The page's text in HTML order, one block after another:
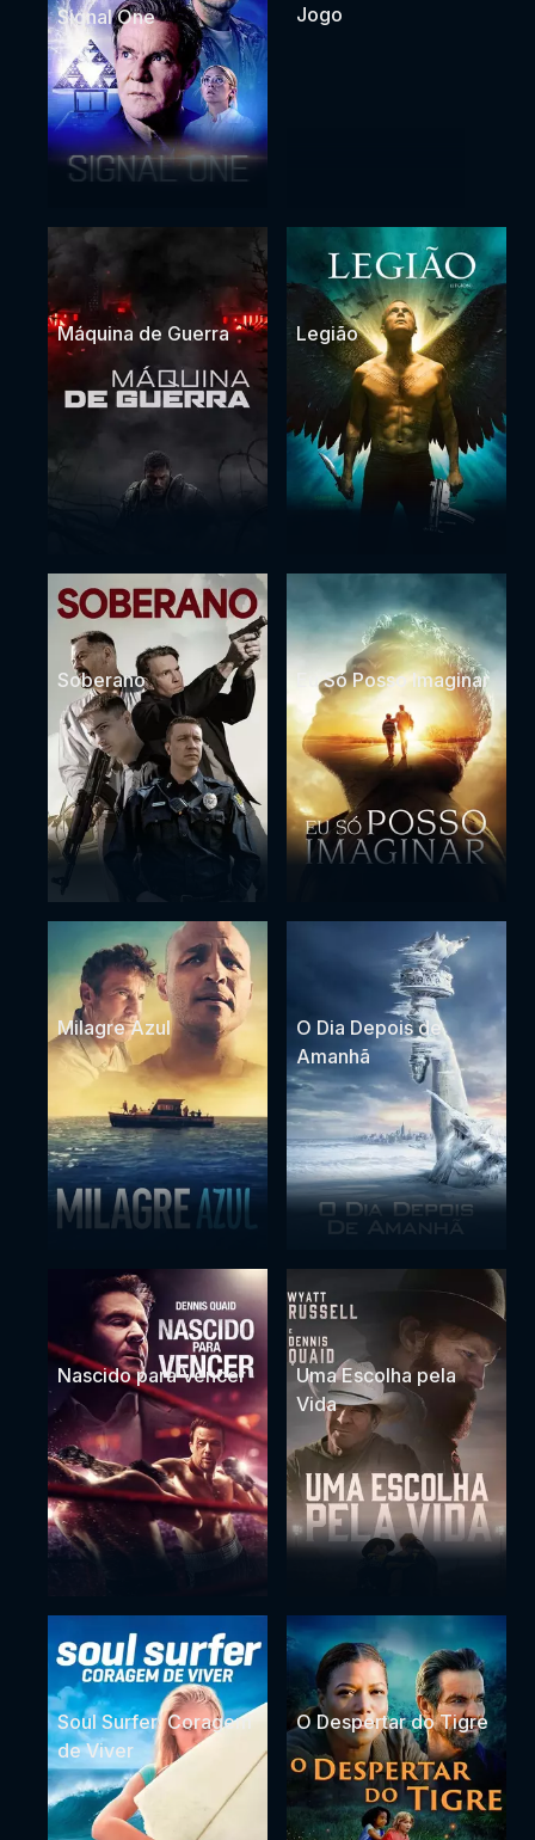
Signal One
Jogo
Máquina de Guerra Legião
Soberano Eu Só Posso Imaginar
Milagre Azul
O Dia Depois de
Amanhã
Nascido para Vencer
Uma Escolha pela
Vida
Soul Surfer: Coragem
de Viver
O Despertar do Tigre